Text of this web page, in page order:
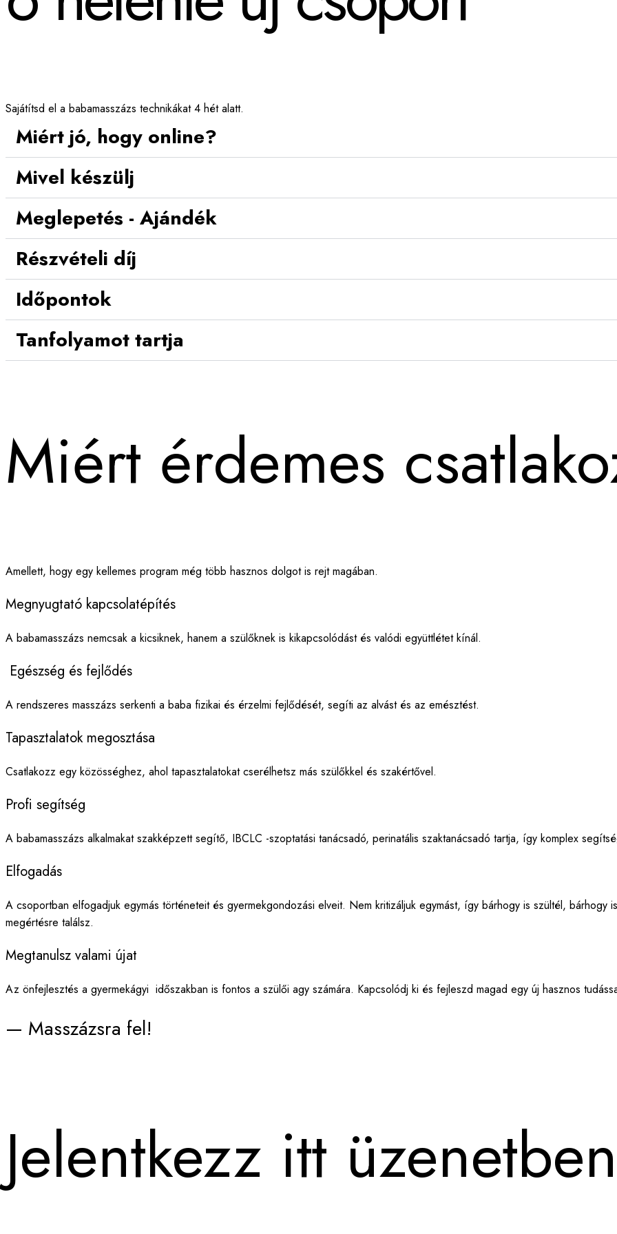
Sajátítsd el a babamasszázs technikákat 4 hét alatt.
Miért jó, hogy online?
Mivel készülj
Meglepetés - Ajándék
Részvételi díj
Időpontok
Tanfolyamot tartja
Miért érdemes
Amellett, hogy egy kellemes program még több hasznos dolgot is rejt magában.
Megnyugtató kapcsolatépítés
A babamasszázs nemcsak a kicsiknek, hanem a szülőknek is kikapcsolódást és valódi együttlétet kínál.
Egészség és fejlődés
A rendszeres masszázs serkenti a baba fizikai és érzelmi fejlődését, segíti az alvást és az emésztést.
Tapasztalatok megosztása
Csatlakozz egy közösséghez, ahol tapasztalatokat cserélhetsz más szülőkkel és szakértővel.
Profi segítség
A babamasszázs alkalmakat szakképzett segítő, IBCLC -szoptatási tanácsadó, perinatális szaktanácsadó tartja, így komplex
Elfogadás
A csoportban elfogadjuk egymás történeteit és gyermekgondozási elveit. Nem kritizáljuk egymást, így bárhogy is szültél,
megértésre találsz.
Megtanulsz valami újat
Az önfejlesztés a gyermekágyi időszakban is fontos a szülői agy számára. Kapcsolódj ki és fejleszd magad egy új hasznos
— Masszázsra fel!
Jelentkezz itt